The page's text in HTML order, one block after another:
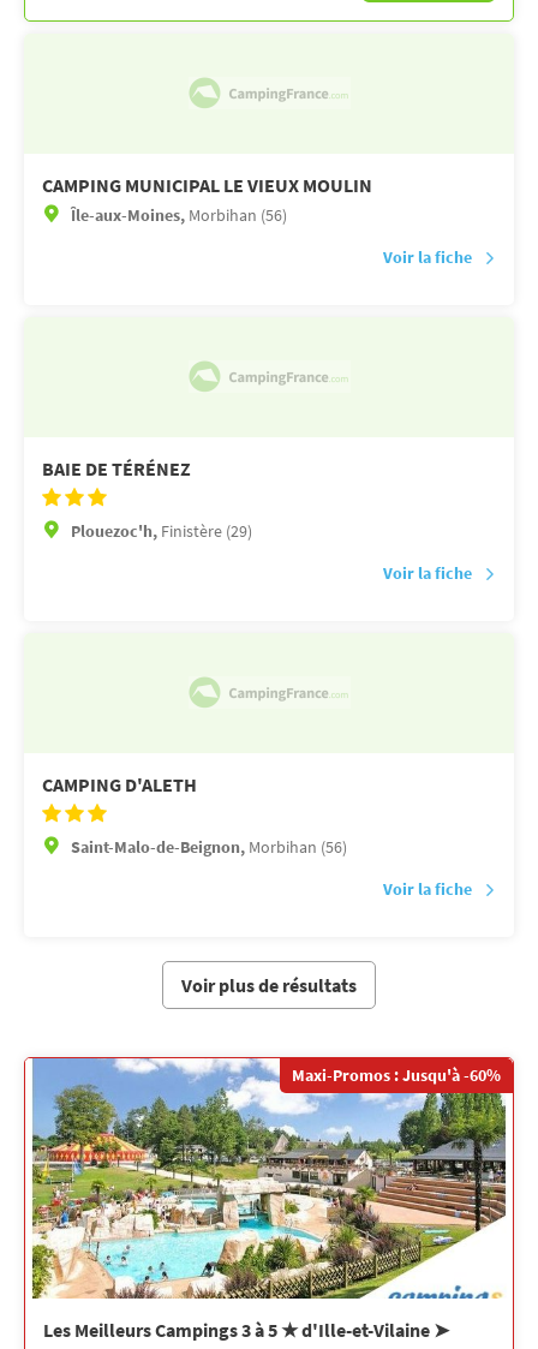
CAMPING MUNICIPAL LE VIEUX MOULIN
Île-aux-Moines, Morbihan (56)
Voir la fiche
BAIE DE TÉRÉNEZ
Plouezoc'h, Finistère (29)
Voir la fiche
CAMPING D'ALETH
Saint-Malo-de-Beignon, Morbihan (56)
Voir la fiche
Voir plus de résultats
Maxi-Promos : Jusqu'à -60%
Les Meilleurs Campings 3 à 5 ★ d'Ille-et-Vilaine ➤